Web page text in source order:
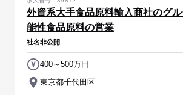
外資系大手食品原料輸入商社のグ
能性食品原料の営業
社名非公開
東京都千代田区
400～500万円